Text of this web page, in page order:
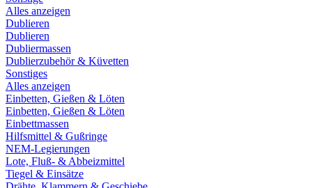
Alles anzeigen
Dublieren
Dublieren
Dubliermassen
Dublierzubehör & Küvetten
Sonstiges
Alles anzeigen
Einbetten, Gießen & Löten
Einbetten, Gießen & Löten
Einbettmassen
Hilfsmittel & Gußringe
NEM-Legierungen
Lote, Fluß- & Abbeizmittel
Tiegel & Einsätze